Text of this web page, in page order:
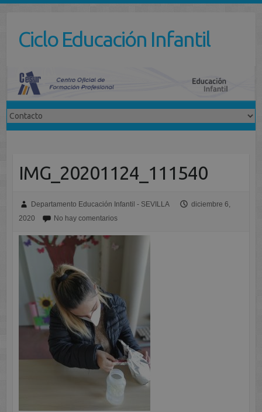
contenidoCiclo Educación Infantil
IMG_20201124_111540
Departamento Educación Infantil - SEVILLA
diciembre 6,
2020
No hay comentarios